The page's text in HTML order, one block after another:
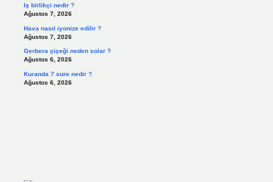
Iş birlikçi nedir ?
Ağustos 7, 2026
Hava nasıl iyonize edilir ?
Ağustos 7, 2026
Gerbera çiçeği neden solar ?
Ağustos 6, 2026
Kuranda 7 sure nedir ?
Ağustos 6, 2026